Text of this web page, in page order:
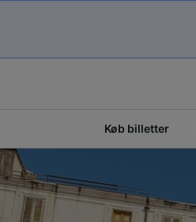
Køb billetter